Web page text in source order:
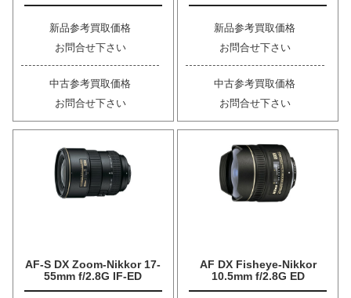
新品参考買取価格
お問合せ下さい
中古参考買取価格
お問合せ下さい
新品参考買取価格
お問合せ下さい
中古参考買取価格
お問合せ下さい
AF-S DX Zoom-Nikkor 17-
55mm f/2.8G IF-ED
AF DX Fisheye-Nikkor
10.5mm f/2.8G ED